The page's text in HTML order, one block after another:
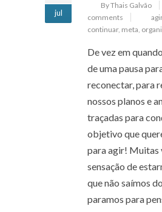
jul
By Thais Galvão
comments
agir
continuar, meta,
De vez em
de uma pausa
reconectar, para
nossos planos e
traçadas para
objetivo que
para agir! Muitas
sensação de
que não saímos
paramos para